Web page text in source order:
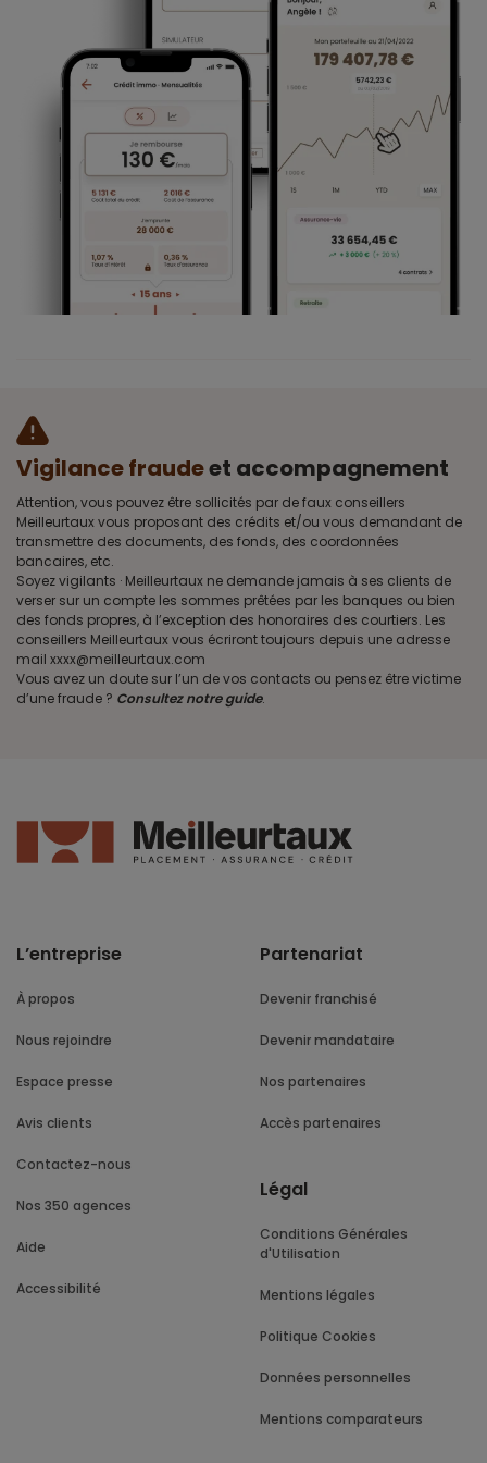
Vigilance fraudeet accompagnement
Attention, vous pouvez être sollicités par de faux conseillers
Meilleurtaux vous proposant des crédits et/ou vous demandant de
transmettre des documents, des fonds, des coordonnées
bancaires, etc.
Soyez vigilants · Meilleurtaux ne demande jamais à ses clients de
verser sur un compte les sommes prêtées par les banques ou bien
des fonds propres, à l’exception des honoraires des courtiers. Les
conseillers Meilleurtaux vous écriront toujours depuis une adresse
mail xxxx@meilleurtaux.com
Vous avez un doute sur l’un de vos contacts ou pensez être victime
d’une fraude ? Consultez notre guide.
L’entreprise
À propos
Nous rejoindre
Espace presse
Avis clients
Contactez-nous
Nos 350 agences
Aide
Accessibilité
Partenariat
Devenir franchisé
Devenir mandataire
Nos partenaires
Accès partenaires
Légal
Conditions Générales
d'Utilisation
Mentions légales
Politique Cookies
Données personnelles
Mentions comparateurs